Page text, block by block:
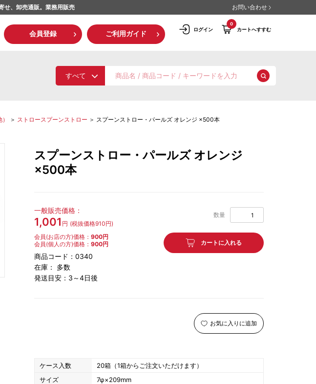
せ、卸売通販。業務用販売 お問い合わせ
会員登録 ご利用ガイド
ログイン
0
カートへすすむ
最中種・もなかの皮 トッピングソース
トッピング食材
すべて
＞ ストロースプーンストロー ＞ スプーンストロー・パールズ オレンジ ×500本
スプーンストロー・パールズ オレンジ
×500本
一般販売価格：
1,001 円 (税抜価格910円)
会員(お店の方)価格：900円
会員(個人の方)価格：900円
商品コード：0340
在庫： 多数
発送目安：3～4日後
数量
カートに入れる
お気に入りに追加
ケース入数
20箱（1箱からご注文いただけます）
サイズ
7φ×209mm